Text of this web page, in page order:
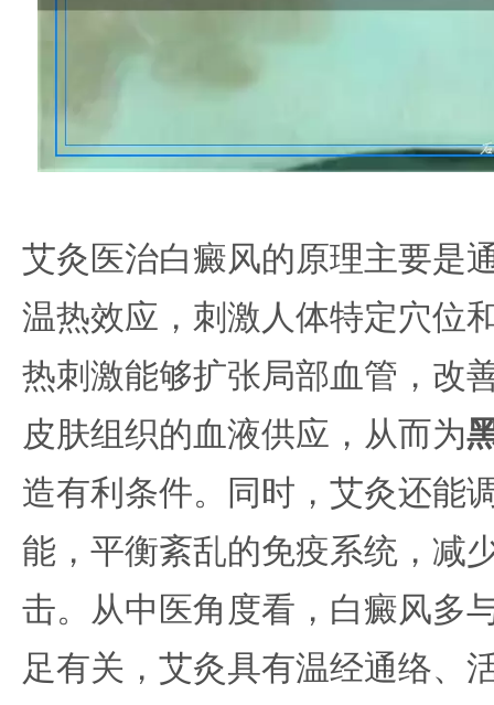
艾灸医治白癜风的原理主要是
温热效应，刺激人体特定穴位
热刺激能够扩张局部血管，改
皮肤组织的血液供应，从而为
造有利条件。同时，艾灸还能
能，平衡紊乱的免疫系统，减
击。从中医角度看，白癜风多
足有关，艾灸具有温经通络、